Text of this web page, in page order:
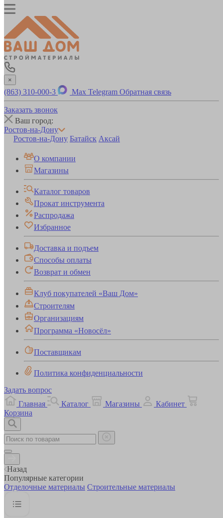
×
(863) 310-000-3 Max Telegram Обратная связь
Заказать звонок
Ваш город:
Ростов-на-Дону
Ростов-на-Дону Батайск Аксай
О компании
Магазины
Каталог товаров
Прокат инструмента
Распродажа
Избранное
Доставка и подъем
Способы оплаты
Возврат и обмен
Клуб покупателей «Ваш Дом»
Строителям
Организациям
Программа «Новосёл»
Поставщикам
Политика конфиденциальности
Задать вопрос
Главная
Каталог Магазины
Кабинет
Корзина
Назад
Популярные категории
Отделочные материалы Строительные материалы